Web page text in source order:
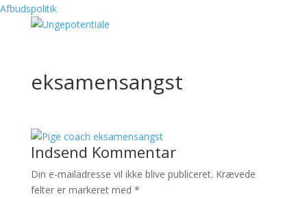
Afbudspolitik
eksamensangst
Indsend Kommentar
Din e-mailadresse vil ikke blive publiceret. Krævede
felter er markeret med *